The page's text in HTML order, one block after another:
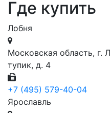
Где купить
Лобня
Московская область, г.
тупик, д. 4
+7 (495) 579-40-04
Ярославль